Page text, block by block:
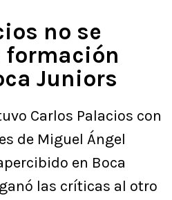
no se
formación
Juniors
Carlos Palacios con
de Miguel Ángel
en Boca
las críticas al otro